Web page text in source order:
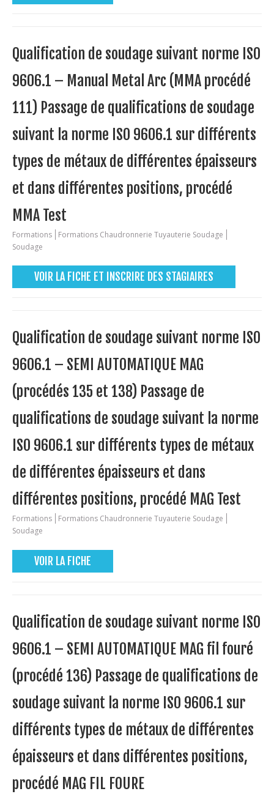
Qualification de soudage suivant norme ISO
9606.1 – Manual Metal Arc (MMA procédé
111) Passage de qualifications de soudage
suivant la norme ISO 9606.1 sur différents
types de métaux de différentes épaisseurs
et dans différentes positions, procédé
MMA Test
Formations
Formations Chaudronnerie Tuyauterie Soudage
Soudage
VOIR LA FICHE ET INSCRIRE DES STAGIAIRES
Qualification de soudage suivant norme ISO
9606.1 – SEMI AUTOMATIQUE MAG
(procédés 135 et 138) Passage de
qualifications de soudage suivant la norme
ISO 9606.1 sur différents types de métaux
de différentes épaisseurs et dans
différentes positions, procédé MAG Test
Formations
Formations Chaudronnerie Tuyauterie Soudage
Soudage
VOIR LA FICHE
Qualification de soudage suivant norme ISO
9606.1 – SEMI AUTOMATIQUE MAG fil fouré
(procédé 136) Passage de qualifications de
soudage suivant la norme ISO 9606.1 sur
différents types de métaux de différentes
épaisseurs et dans différentes positions,
procédé MAG FIL FOURE